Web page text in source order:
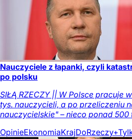
Nauczyciele z łapanki, czyli
po polsku
SIŁĄ RZECZY || W Polsce pracuje
tys. nauczycieli, a po przeliczeniu
nauczycielskie" – nieco ponad 500
OpinieEkonomiaKrajDoRzeczy+